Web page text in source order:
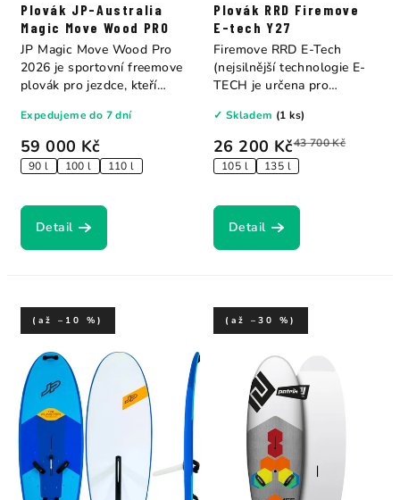
Plovák JP-Australia
Magic Move Wood PRO
59 000 Kč
90 l 100 l 110 l
Expedujeme do 7 dní
Detail
JP Magic Move Wood Pro
2026 je sportovní freemove
plovák pro jezdce, kteří
Plovák RRD Firemove
E-tech Y27
26 200 Kč43 700 Kč
105 l 135 l
✓ Skladem (1 ks)
Detail
Firemove RRD E-Tech
(nejsilnější technologie E-
TECH je určena pro
(až –10 %) (až –30 %)